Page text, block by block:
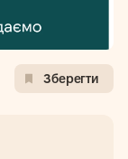
Зберегти